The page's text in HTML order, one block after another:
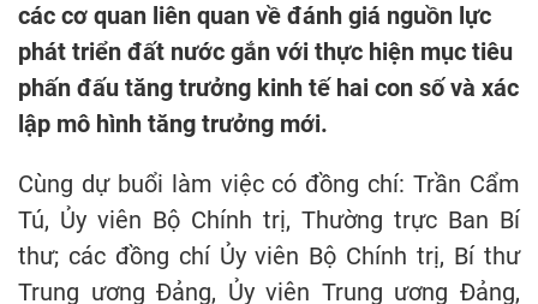
các cơ quan liên quan về đánh giá nguồn lực
phát triển đất nước gắn với thực hiện mục tiêu
phấn đấu tăng trưởng kinh tế hai con số và xác
lập mô hình tăng trưởng mới.
Cùng dự buổi làm việc có đồng chí: Trần Cẩm
Tú, Ủy viên Bộ Chính trị, Thường trực Ban Bí
thư; các đồng chí Ủy viên Bộ Chính trị, Bí thư
Trung ương Đảng, Ủy viên Trung ương Đảng,